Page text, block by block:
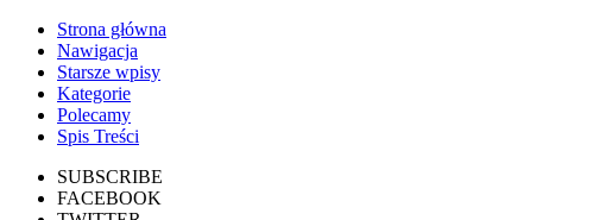
Strona główna
Nawigacja
Starsze wpisy
Kategorie
Polecamy
Spis Treści
SUBSCRIBE
FACEBOOK